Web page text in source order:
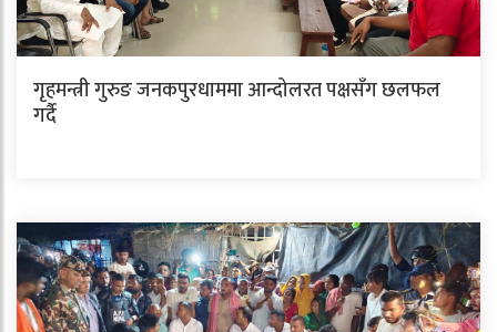
गृहमन्त्री गुरुङ जनकपुरधाममा आन्दोलरत पक्षसँग छलफल
गर्दै